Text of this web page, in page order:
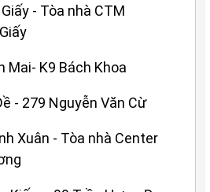
- Tòa nhà CTM
Mai- K9 Bách Khoa
- 279 Nguyễn Văn Cừ
Xuân - Tòa nhà Center